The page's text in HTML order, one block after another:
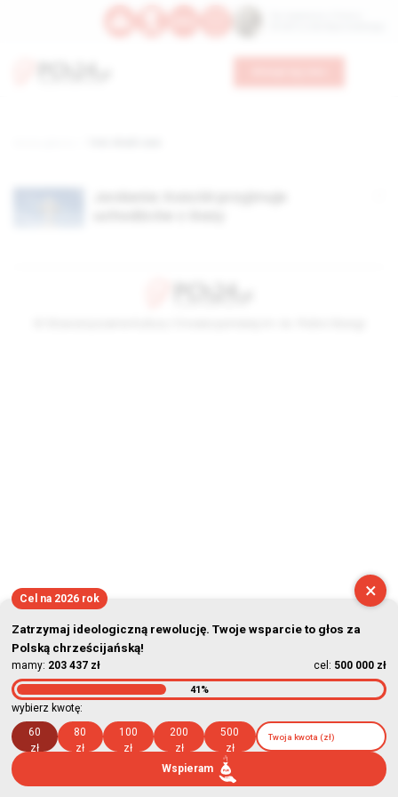
×
Cel na 2026 rok
Zatrzymaj ideologiczną rewolucję. Twoje wsparcie to głos za
Polską chrześcijańską!
mamy: 203 437 zł cel: 500 000 zł
41%
wybierz kwotę:
60
zł
80
zł
100
zł
200
zł
500
zł
Wspieram